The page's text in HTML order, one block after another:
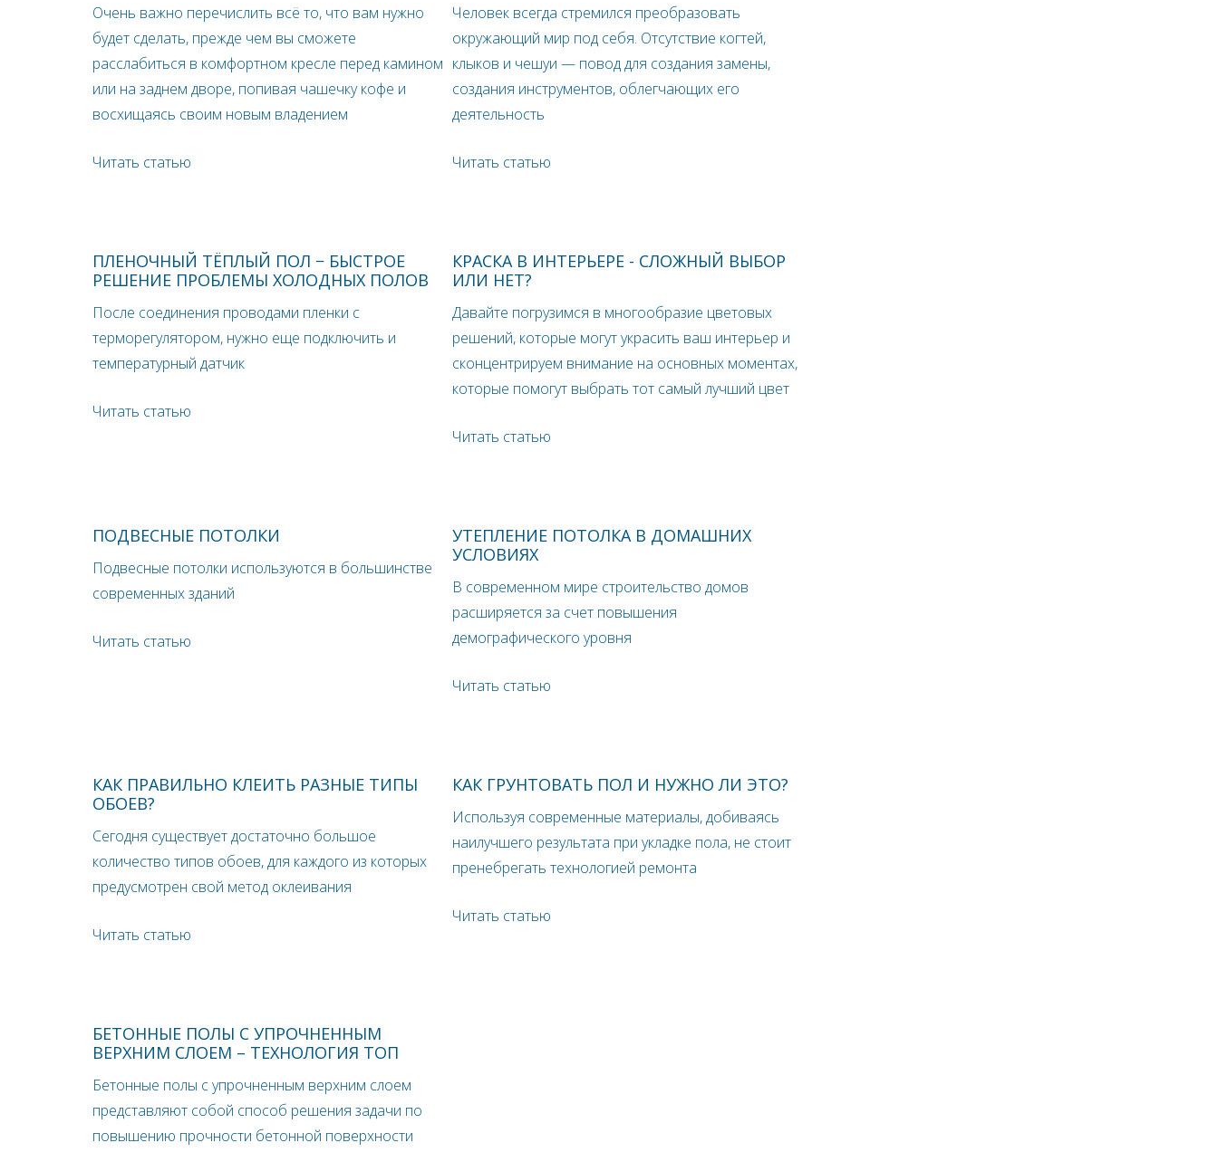
Очень важно перечислить всё то, что вам нужно
будет сделать, прежде чем вы сможете
расслабиться в комфортном кресле перед камином
или на заднем дворе, попивая чашечку кофе и
восхищаясь своим новым владением
Читать статью
Человек всегда стремился преобразовать
окружающий мир под себя. Отсутствие когтей,
клыков и чешуи — повод для создания замены,
создания инструментов, облегчающих его
деятельность
Читать статью
ПЛЕНОЧНЫЙ ТЁПЛЫЙ ПОЛ − БЫСТРОЕ
РЕШЕНИЕ ПРОБЛЕМЫ ХОЛОДНЫХ ПОЛОВ
После соединения проводами пленки с
терморегулятором, нужно еще подключить и
температурный датчик
Читать статью
КРАСКА В ИНТЕРЬЕРЕ - СЛОЖНЫЙ ВЫБОР
ИЛИ НЕТ?
Давайте погрузимся в многообразие цветовых
решений, которые могут украсить ваш интерьер и
сконцентрируем внимание на основных моментах,
которые помогут выбрать тот самый лучший цвет
Читать статью
ПОДВЕСНЫЕ ПОТОЛКИ
Подвесные потолки используются в большинстве
современных зданий
Читать статью
УТЕПЛЕНИЕ ПОТОЛКА В ДОМАШНИХ
УСЛОВИЯХ
В современном мире строительство домов
расширяется за счет повышения
демографического уровня
Читать статью
КАК ПРАВИЛЬНО КЛЕИТЬ РАЗНЫЕ ТИПЫ
ОБОЕВ?
Сегодня существует достаточно большое
количество типов обоев, для каждого из которых
предусмотрен свой метод оклеивания
Читать статью
КАК ГРУНТОВАТЬ ПОЛ И НУЖНО ЛИ ЭТО?
Используя современные материалы, добиваясь
наилучшего результата при укладке пола, не стоит
пренебрегать технологией ремонта
Читать статью
БЕТОННЫЕ ПОЛЫ С УПРОЧНЕННЫМ
ВЕРХНИМ СЛОЕМ – ТЕХНОЛОГИЯ ТОП
Бетонные полы с упрочненным верхним слоем
представляют собой способ решения задачи по
повышению прочности бетонной поверхности